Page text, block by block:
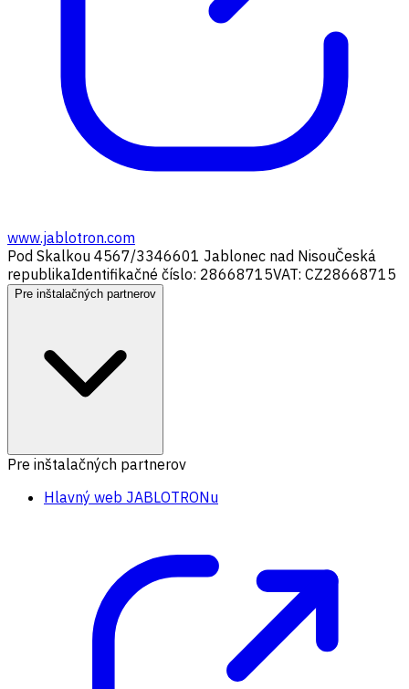
www.jablotron.com
Pod Skalkou 4567/3346601 Jablonec nad NisouČeská
republikaIdentifikačné číslo: 28668715VAT: CZ28668715
Pre inštalačných partnerov
Pre inštalačných partnerov
Hlavný web JABLOTRONu